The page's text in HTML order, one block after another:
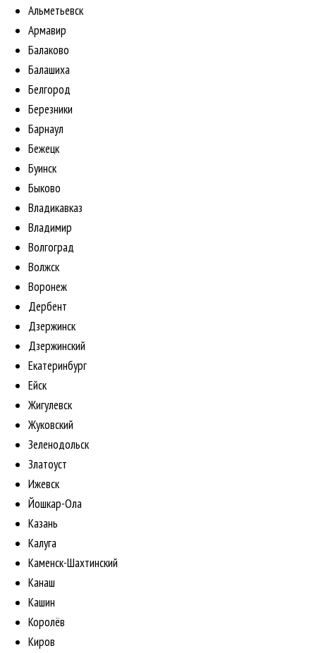
Альметьевск
Армавир
Балаково
Балашиха
Белгород
Березники
Барнаул
Бежецк
Буинск
Быково
Владикавказ
Владимир
Волгоград
Волжск
Воронеж
Дербент
Дзержинск
Дзержинский
Екатеринбург
Ейск
Жигулевск
Жуковский
Зеленодольск
Златоуст
Ижевск
Йошкар-Ола
Казань
Калуга
Каменск-Шахтинский
Канаш
Кашин
Королёв
Киров